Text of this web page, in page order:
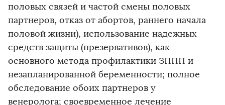
половых связей и частой смены половых
партнеров, отказ от абортов, раннего начала
половой жизни), использование надежных
средств защиты (презервативов), как
основного метода профилактики ЗППП и
незапланированной беременности; полное
обследование обоих партнеров у
венеролога; своевременное лечение